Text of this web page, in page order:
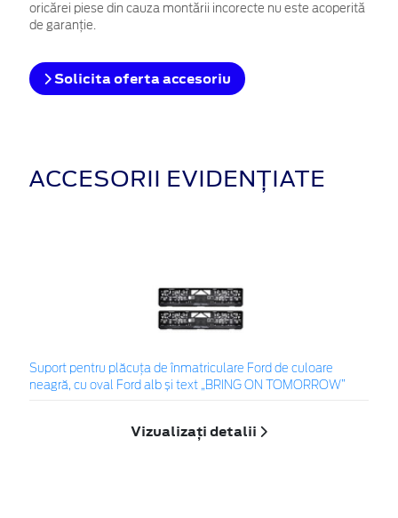
oricărei piese din cauza montării incorecte nu este acoperită
de garanţie.
Solicita oferta accesoriu
ACCESORII EVIDENȚIATE
Suport pentru plăcuța de înmatriculare Ford de culoare
neagră, cu oval Ford alb și text „BRING ON TOMORROW”
Vizualizați detalii